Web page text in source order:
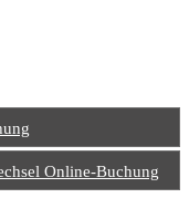
Online-Buchung